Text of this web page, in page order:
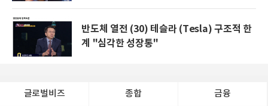
반도체 열전 (30) 테슬라 (Tesla) 구조적 한
계 "심각한 성장통"
글로벌비즈 종합 금융